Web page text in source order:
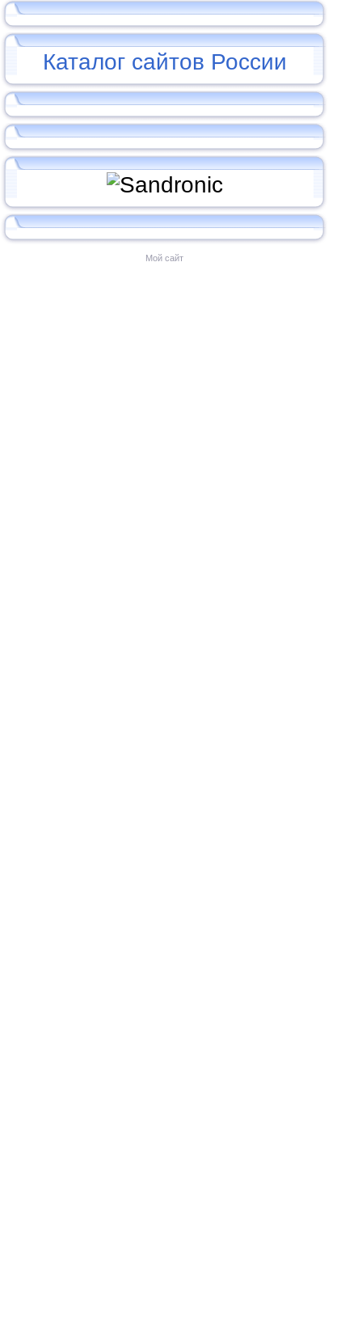
Каталог сайтов России
Мой сайт